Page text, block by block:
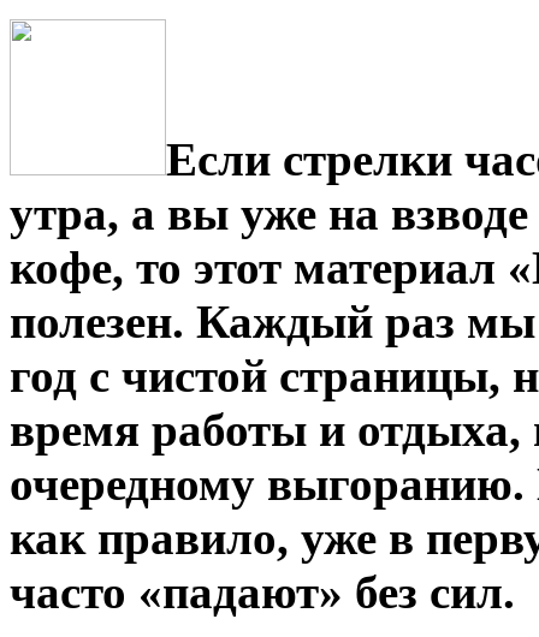
Если стрелки
утра, а вы уже на
кофе, то этот материал
полезен. Каждый раз
год с чистой страницы,
время работы и отдыха,
очередному
как правило, уже в
часто «падают» без сил.